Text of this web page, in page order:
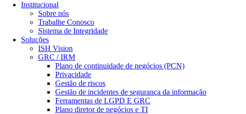
Institucional
Sobre nós
Trabalhe Conosco
Sistema de Integridade
Soluções
ISH Vision
GRC / IRM
Plano de continuidade de negócios (PCN)
Privacidade
Gestão de riscos
Gestão de incidentes de segurança da informação
Ferramentas de LGPD E GRC
Plano diretor de negócios e TI